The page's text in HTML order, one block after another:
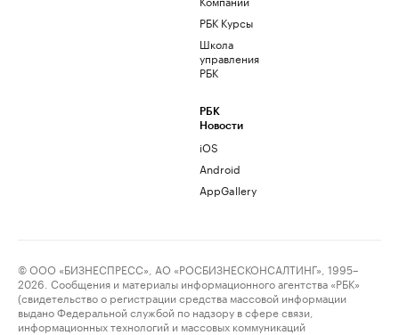
РБК Курсы
Школа
управления
РБК
РБК
Новости
iOS
Android
AppGallery
© ООО «БИЗНЕСПРЕСС», АО «РОСБИЗНЕСКОНСАЛТИНГ», 1995–
2026. Сообщения и материалы информационного агентства «РБК»
(свидетельство о регистрации средства массовой информации
выдано Федеральной службой по надзору в сфере связи,
информационных технологий и массовых коммуникаций